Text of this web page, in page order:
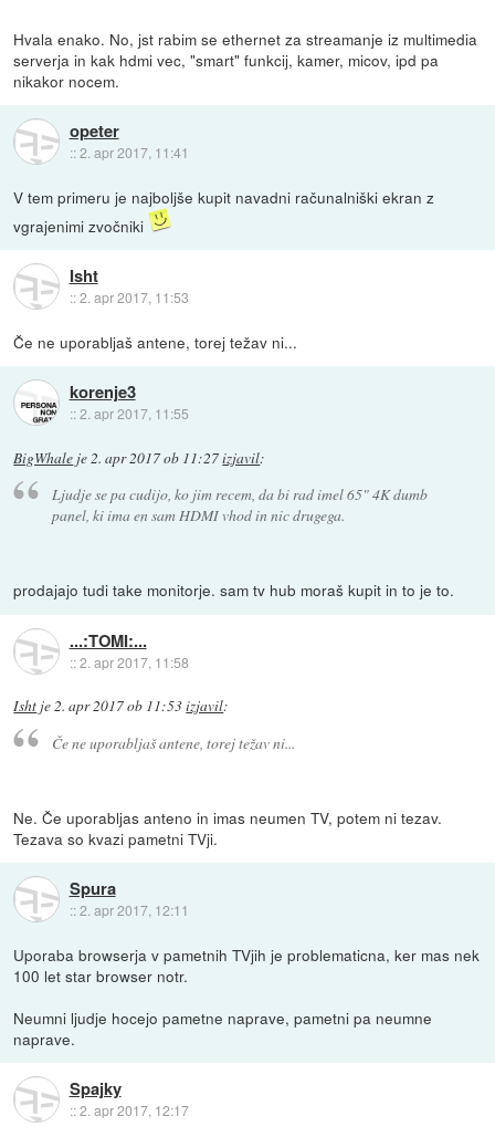
Hvala enako. No, jst rabim se ethernet za streamanje iz multimedia
serverja in kak hdmi vec, "smart" funkcij, kamer, micov, ipd pa
nikakor nocem.
opeter
::2. apr 2017, 11:41
V tem primeru je najboljše kupit navadni računalniški ekran z
vgrajenimi zvočniki
Isht
::2. apr 2017, 11:53
Če ne uporabljaš antene, torej težav ni...
korenje3
::2. apr 2017, 11:55
BigWhale je2. apr 2017 ob 11:27izjavil:
Ljudje se pa cudijo, ko jim recem, da bi rad imel 65" 4K dumb
panel, ki ima en sam HDMI vhod in nic drugega.
prodajajo tudi take monitorje. sam tv hub moraš kupit in to je to.
...:TOMI:...
::2. apr 2017, 11:58
Isht je2. apr 2017 ob 11:53izjavil:
Če ne uporabljaš antene, torej težav ni...
Ne. Če uporabljas anteno in imas neumen TV, potem ni tezav.
Tezava so kvazi pametni TVji.
Spura
::2. apr 2017, 12:11
Uporaba browserja v pametnih TVjih je problematicna, ker mas nek
100 let star browser notr.
Neumni ljudje hocejo pametne naprave, pametni pa neumne
naprave.
Spajky
::2. apr 2017, 12:17